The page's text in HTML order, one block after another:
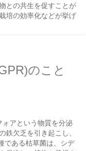
との共生を促すことが
培の効率化などが挙げ
のこと
アという物質を分泌
鉄欠乏を引き起こし、
である枯草菌は、シデ